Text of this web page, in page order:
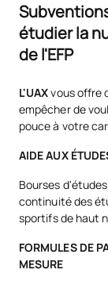
étudier la
de l'EFP
L'UAXvous offre
empêcher de
pouce à votre
AIDE AUX
Bourses
continuité des
sportifs de haut
FORMULES DE
MESURE